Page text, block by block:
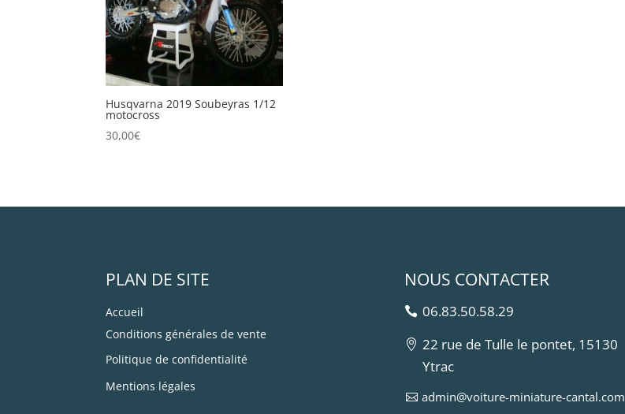
Husqvarna 2019 Soubeyras 1/12
motocross
30,00€
PLAN DE SITE
Accueil
Conditions générales de vente
Politique de confidentialité
Mentions légales
NOUS CONTACTER
06.83.50.58.29
22 rue de Tulle le pontet, 15130
Ytrac
admin@voiture-miniature-cantal.com